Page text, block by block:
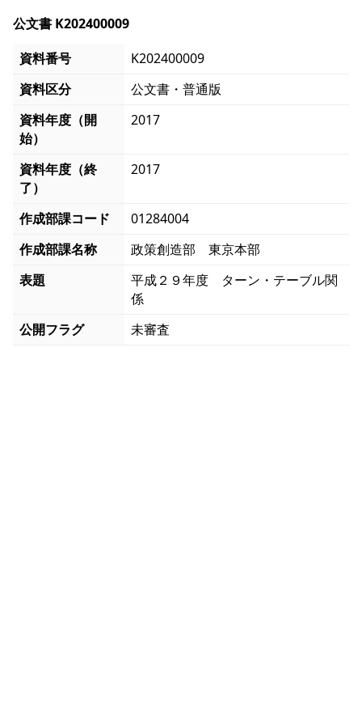
公文書 K202400009
資料番号
K202400009
資料区分
公文書・普通版
資料年度（開
始）
2017
資料年度（終
了）
2017
作成部課コード
01284004
作成部課名称
政策創造部 東京本部
表題
平成２９年度 ターン・テーブル関
係
公開フラグ
未審査